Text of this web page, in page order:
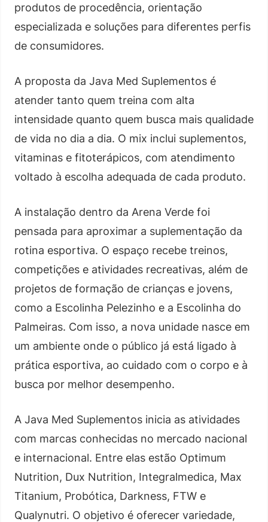
produtos de procedência, orientação
especializada e soluções para diferentes perfis
de consumidores.
A proposta da Java Med Suplementos é
atender tanto quem treina com alta
intensidade quanto quem busca mais qualidade
de vida no dia a dia. O mix inclui suplementos,
vitaminas e fitoterápicos, com atendimento
voltado à escolha adequada de cada produto.
A instalação dentro da Arena Verde foi
pensada para aproximar a suplementação da
rotina esportiva. O espaço recebe treinos,
competições e atividades recreativas, além de
projetos de formação de crianças e jovens,
como a Escolinha Pelezinho e a Escolinha do
Palmeiras. Com isso, a nova unidade nasce em
um ambiente onde o público já está ligado à
prática esportiva, ao cuidado com o corpo e à
busca por melhor desempenho.
A Java Med Suplementos inicia as atividades
com marcas conhecidas no mercado nacional
e internacional. Entre elas estão Optimum
Nutrition, Dux Nutrition, Integralmedica, Max
Titanium, Probótica, Darkness, FTW e
Qualynutri. O objetivo é oferecer variedade,